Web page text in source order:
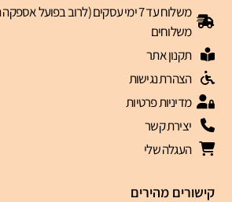
קישורים מהירים
משלוחים
תקנון אתר
הצהרת נגישות
מדיניות פרטיות
יצירת קשר
העגלה שלי